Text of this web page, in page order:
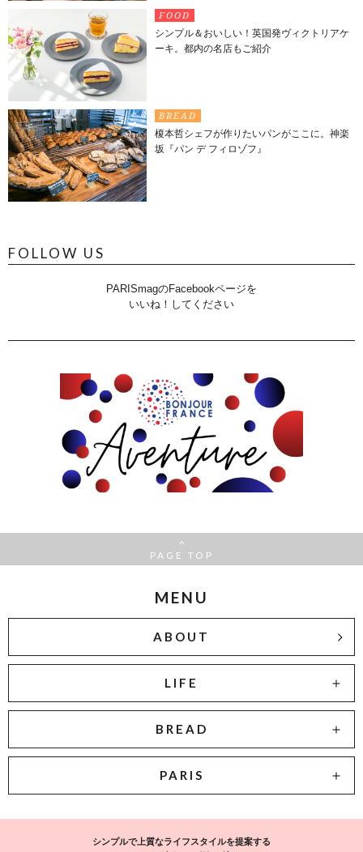
FOOD
シンプル＆おいしい！英国発ヴィクトリアケ
ーキ。都内の名店もご紹介
BREAD
榎本哲シェフが作りたいパンがここに。神楽
坂『パン デ フィロゾフ』
FOLLOW US
PARISmagのFacebookページを
いいね！してください
PAGE TOP
MENU
ABOUT
LIFE
BREAD
PARIS
シンプルで上質なライフスタイルを提案する